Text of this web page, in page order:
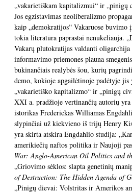
„vakarietiškam kapitalizmui“ ir „pinigų
Jos egzistavimas neoliberalizmo
kaip „demokratijos“ Vakaruose buvimo
tokia literatūra paprastai nenukeliauja.
Vakarų plutokratijas valdanti oligarchija
informavimo priemones plauna
bukinančiais realybės šou, kurių
demo, kokioje apgailėtinoje padėtyje
„vakarietiško kapitalizmo“ ir „pinigų
XXI a. pradžioje vertinančių autorių
istorikas Frederickas Williamas
slypinčiai už kiekvieno iš trijų Henry
yra skirta atskira Engdahlio studija:
amerikiečių naftos politika ir Naujoji
War: Anglo-American Oil Politics and
„Griovimo sėklos: slapta genetinių
of Destruction: The Hidden Agenda of
„Pinigų dievai: Volstritas ir Amerikos